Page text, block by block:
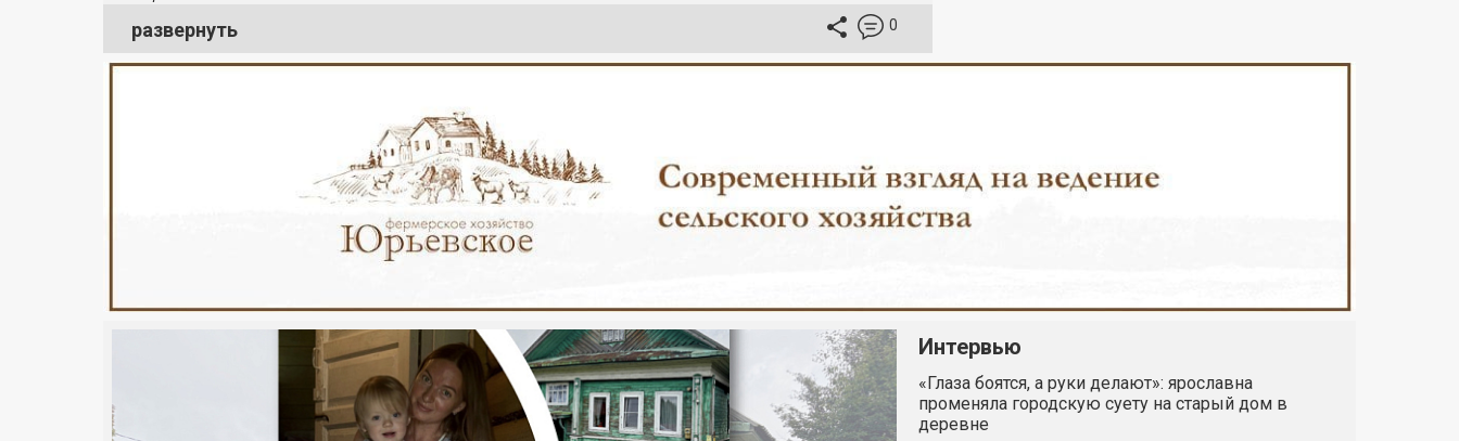
развернуть 0
Интервью
«Глаза боятся, а руки делают»: ярославна
променяла городскую суету на старый дом в
деревне